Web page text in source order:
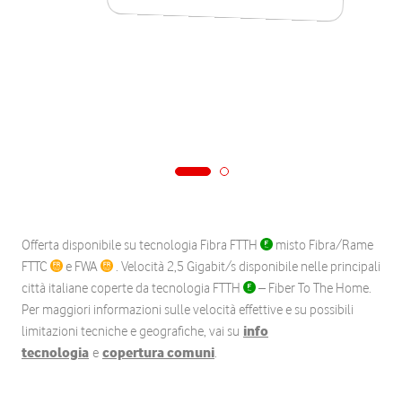
Offerta disponibile su tecnologia Fibra FTTH
misto Fibra/Rame
FTTC
e FWA
. Velocità 2,5 Gigabit/s disponibile nelle principali
città italiane coperte da tecnologia FTTH
– Fiber To The Home.
Per maggiori informazioni sulle velocità effettive e su possibili
limitazioni tecniche e geografiche, vai su info
tecnologia e copertura comuni.